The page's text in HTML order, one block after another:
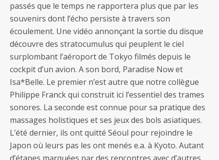
passés que le temps ne rapportera plus que par les
souvenirs dont l’écho persiste à travers son
écoulement. Une vidéo annonçant la sortie du disque
découvre des stratocumulus qui peuplent le ciel
surplombant l’aéroport de Tokyo filmés depuis le
cockpit d’un avion. A son bord, Paradise Now et
Isa*Belle. Le premier n’est autre que notre collègue
Philippe Franck qui construit ici l’essentiel des trames
sonores. La seconde est connue pour sa pratique des
massages holistiques et ses jeux des bols asiatiques.
L’été dernier, ils ont quitté Séoul pour rejoindre le
Japon où leurs pas les ont menés e.a. à Kyoto. Autant